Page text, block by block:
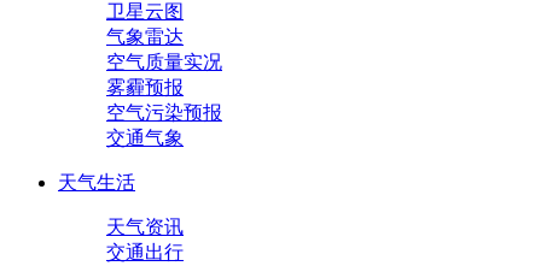
卫星云图
气象雷达
空气质量实况
雾霾预报
空气污染预报
交通气象
天气生活
天气资讯
交通出行